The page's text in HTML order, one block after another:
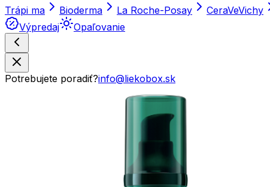
Trápi ma
Bioderma La Roche-Posay CeraVeVichy
Výpredaj
Opaľovanie
Potrebujete poradiť?info@liekobox.sk